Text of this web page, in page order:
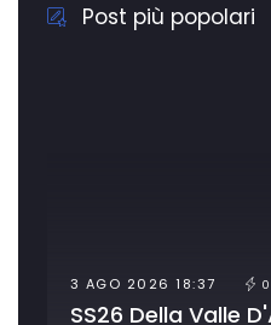
Post più popolari
3 AGO 2026 18:37 0